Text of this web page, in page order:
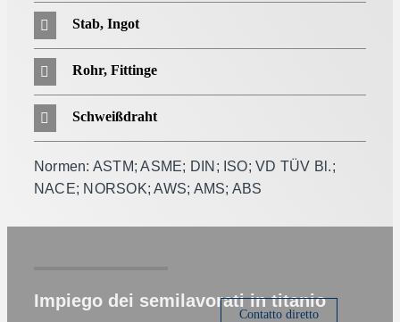
Contatto diretto
Stab, Ingot
Rohr, Fittinge
Schweißdraht
Normen: ASTM; ASME; DIN; ISO; VD TÜV Bl.;
NACE; NORSOK; AWS; AMS; ABS
Impiego dei semilavorati in titanio